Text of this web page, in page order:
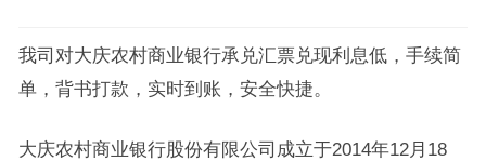
我司对大庆农村商业银行承兑汇票兑现利息低，手续简
单，背书打款，实时到账，安全快捷。
大庆农村商业银行股份有限公司成立于2014年12月18